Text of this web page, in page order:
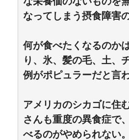
なってしまう摂食障害
何が食べたくなるのか
り、氷、髪の毛、土、
例がポピュラーだと言
アメリカのシカゴに住
さんも重度の異食症で
べるのがやめられない